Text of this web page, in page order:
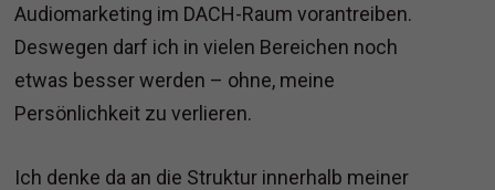
Audiomarketing im DACH-Raum vorantreiben.
Deswegen darf ich in vielen Bereichen noch
etwas besser werden – ohne, meine
Persönlichkeit zu verlieren.
Ich denke da an die Struktur innerhalb meiner